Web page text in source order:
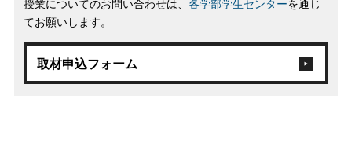
授業についてのお問い合わせは、 各学部学生センターを通じ
てお願いします。
取材申込フォーム